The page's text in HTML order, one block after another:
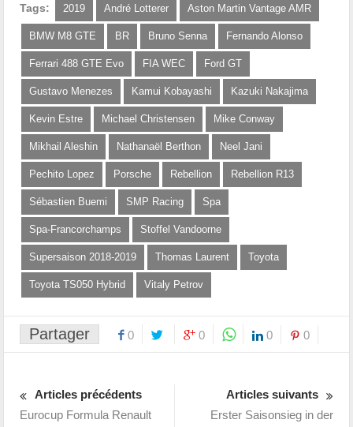
Tags: 2019 André Lotterer Aston Martin Vantage AMR
BMW M8 GTE BR Bruno Senna Fernando Alonso
Ferrari 488 GTE Evo FIA WEC Ford GT
Gustavo Menezes Kamui Kobayashi Kazuki Nakajima
Kevin Estre Michael Christensen Mike Conway
Mikhail Aleshin Nathanaël Berthon Neel Jani
Pechito Lopez Porsche Rebellion Rebellion R13
Sébastien Buemi SMP Racing Spa
Spa-Francorchamps Stoffel Vandoorne
Supersaison 2018-2019 Thomas Laurent Toyota
Toyota TS050 Hybrid Vitaly Petrov
Partager 0 0 0 0
Articles précédents
Eurocup Formula Renault
Articles suivants
Erster Saisonsieg in der